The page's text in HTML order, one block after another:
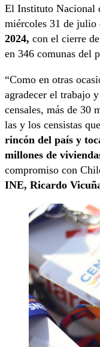
El Instituto Nacional
miércoles 31 de julio
2024, con el cierre
en 346 comunas del
“Como en otras
agradecer el trabajo
censales, más de 30
las y los censistas que
rincón del país y
millones de
compromiso con
INE, Ricardo